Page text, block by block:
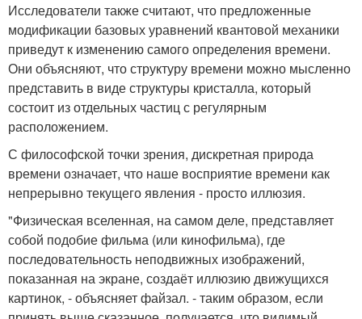
Исследователи также считают, что предложенные
модификации базовых уравнений квантовой механики
приведут к изменению самого определения времени.
Они объясняют, что структуру времени можно мысленно
представить в виде структуры кристалла, который
состоит из отдельных частиц с регулярным
расположением.
С философской точки зрения, дискретная природа
времени означает, что наше восприятие времени как
непрерывно текущего явления - просто иллюзия.
"Физическая вселенная, на самом деле, представляет
собой подобие фильма (или кинофильма), где
последовательность неподвижных изображений,
показанная на экране, создаёт иллюзию движущихся
картинок, - объясняет файзал. - таким образом, если